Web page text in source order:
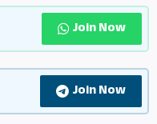
Join Now
Join Now